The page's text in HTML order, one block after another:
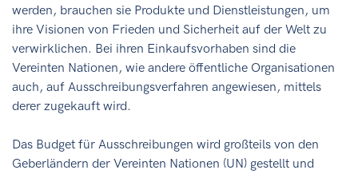
werden, brauchen sie Produkte und Dienstleistungen, um
ihre Visionen von Frieden und Sicherheit auf der Welt zu
verwirklichen. Bei ihren Einkaufsvorhaben sind die
Vereinten Nationen, wie andere öffentliche Organisationen
auch, auf Ausschreibungsverfahren angewiesen, mittels
derer zugekauft wird.
Das Budget für Ausschreibungen wird großteils von den
Geberländern der Vereinten Nationen (UN) gestellt und